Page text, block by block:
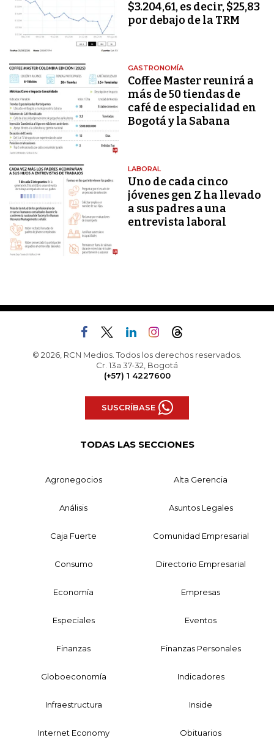
$3.204,61, es decir, $25,83
por debajo de la TRM
GASTRONOMÍA
Coffee Master reunirá a
más de 50 tiendas de
café de especialidad en
Bogotá y la Sabana
LABORAL
Uno de cada cinco
jóvenes gen Z ha llevado
a sus padres a una
entrevista laboral
© 2026, RCN Medios. Todos los derechos reservados.
Cr. 13a 37-32, Bogotá
(+57) 1 4227600
SUSCRÍBASE
TODAS LAS SECCIONES
Agronegocios Alta Gerencia
Análisis Asuntos Legales
Caja Fuerte Comunidad Empresarial
Consumo Directorio Empresarial
Economía Empresas
Especiales Eventos
Finanzas Finanzas Personales
Globoeconomía Indicadores
Infraestructura Inside
Internet Economy Obituarios